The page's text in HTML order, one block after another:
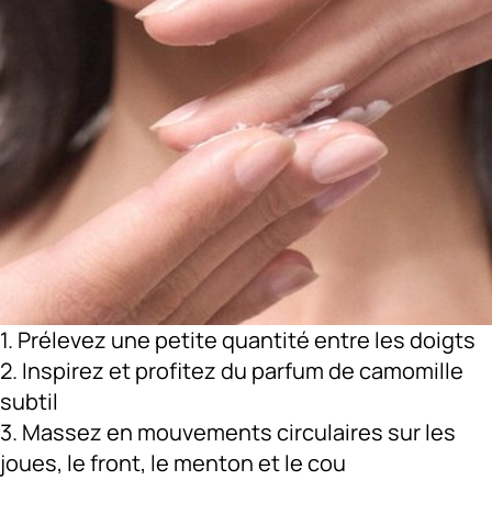
1. Prélevez une petite quantité entre les doigts
2. Inspirez et profitez du parfum de camomille
subtil
3. Massez en mouvements circulaires sur les
joues, le front, le menton et le cou